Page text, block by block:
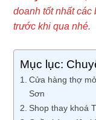
doanh tốt nhất
trước khi qua nhé.
Mục lục:
Cửa hàng thợ
Sơn
Shop thay khoá